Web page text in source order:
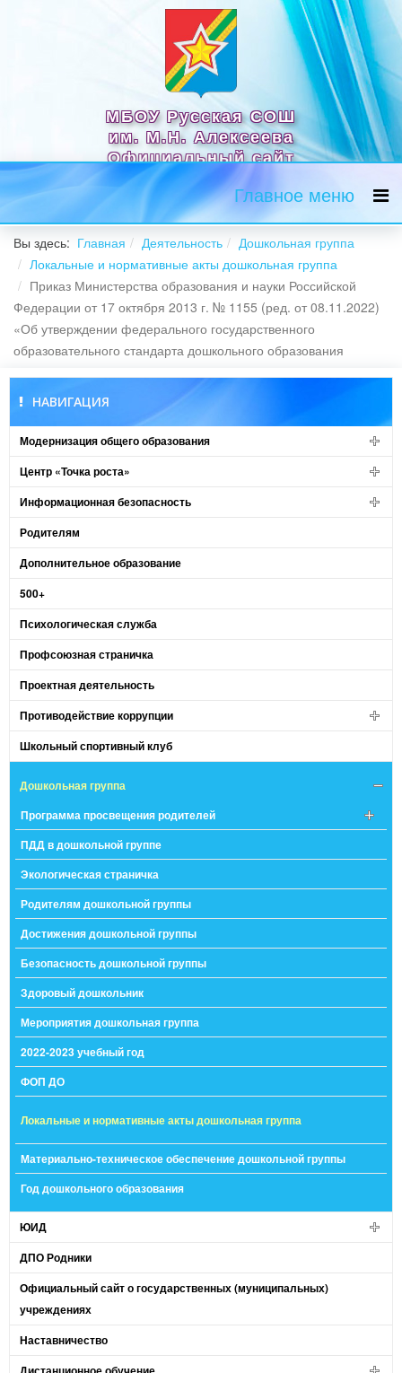
МБОУ Русская СОШ
им. М.Н. Алексеева
Официальный сайт
Главное меню
Вы здесь: Главная Деятельность
Дошкольная группа
Локальные и нормативные акты дошкольная группа
Приказ Министерства образования и науки Российской
Федерации от 17 октября 2013 г. № 1155 (ред. от 08.11.2022)
«Об утверждении федерального государственного
образовательного стандарта дошкольного образования
НАВИГАЦИЯ
Модернизация общего образования
Центр «Точка роста»
Информационная безопасность
Родителям
Дополнительное образование
500+
Психологическая служба
Профсоюзная страничка
Проектная деятельность
Противодействие коррупции
Школьный спортивный клуб
Дошкольная группа
Программа просвещения родителей
ПДД в дошкольной группе
Экологическая страничка
Родителям дошкольной группы
Достижения дошкольной группы
Безопасность дошкольной группы
Здоровый дошкольник
Мероприятия дошкольная группа
2022-2023 учебный год
ФОП ДО
Локальные и нормативные акты дошкольная группа
Материально-техническое обеспечение дошкольной группы
Год дошкольного образования
ЮИД
ДПО Родники
Официальный сайт о государственных (муниципальных)
учреждениях
Наставничество